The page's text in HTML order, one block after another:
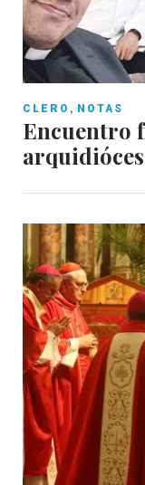
CLERO , NOTAS
Encuentro